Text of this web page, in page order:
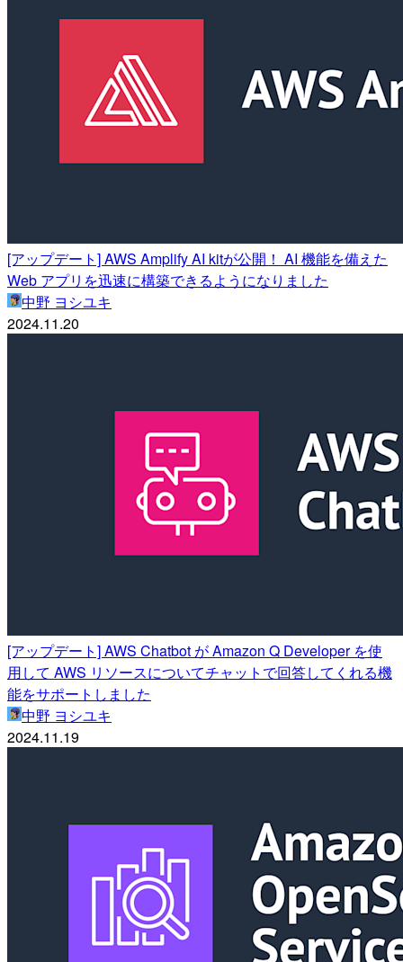
[アップデート] AWS Amplify AI kitが公開！ AI 機能を備えた
Web アプリを迅速に構築できるようになりました
中野 ヨシユキ
2024.11.20
[アップデート] AWS Chatbot が Amazon Q Developer を使
用して AWS リソースについてチャットで回答してくれる機
能をサポートしました
中野 ヨシユキ
2024.11.19